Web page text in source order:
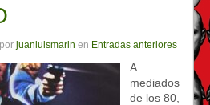
por juanluismarin en Entradas anteriores
A
mediados
de los 80,